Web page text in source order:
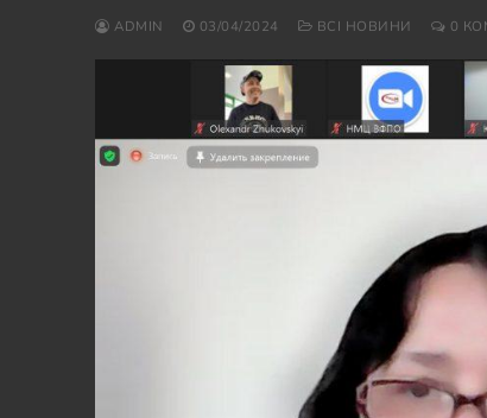
ADMIN 03/04/2024 ВСІ НОВИНИ 0